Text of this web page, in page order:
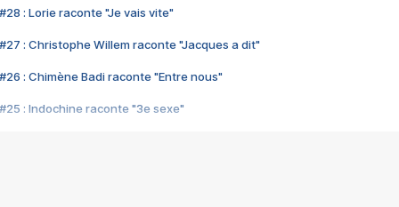
#28 : Lorie raconte "Je vais vite"
#27 : Christophe Willem raconte "Jacques a dit"
#26 : Chimène Badi raconte "Entre nous"
#25 : Indochine raconte "3e sexe"